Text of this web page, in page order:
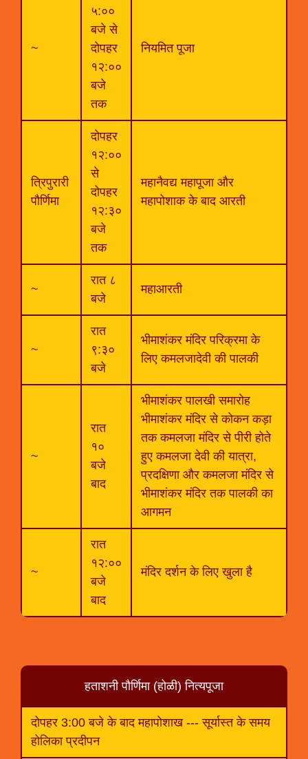
~
५:००
बजे से
दोपहर
१२:००
बजे
तक
नियमित पूजा
त्रिपुरारी
पौर्णिमा
दोपहर
१२:००
से
दोपहर
१२:३०
बजे
तक
महानैवद्य महापूजा और
महापोशाक के बाद आरती
~
रात ८
बजे
महाआरती
~
रात
९:३०
बजे
भीमाशंकर मंदिर परिक्रमा के
लिए कमलजादेवी की पालकी
~
रात
१०
बजे
बाद
भीमाशंकर पालखी समारोह
भीमाशंकर मंदिर से कोकन कड़ा
तक कमलजा मंदिर से पीरी होते
हुए कमलजा देवी की यात्रा,
प्रदक्षिणा और कमलजा मंदिर से
भीमाशंकर मंदिर तक पालकी का
आगमन
~
रात
१२:००
बजे
बाद
मंदिर दर्शन के लिए खुला है
हताशनी पौर्णिमा (होळी) नित्यपूजा
दोपहर 3:00 बजे के बाद महापोशाख --- सूर्यास्त के समय
होलिका प्रदीपन